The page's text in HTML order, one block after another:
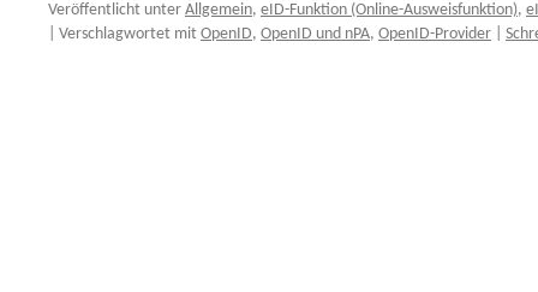
Veröffentlicht unter Allgemein, eID-Funktion (Online-Ausweisfunktion),
Verschlagwortet mit OpenID, OpenID und nPA, OpenID-Provider